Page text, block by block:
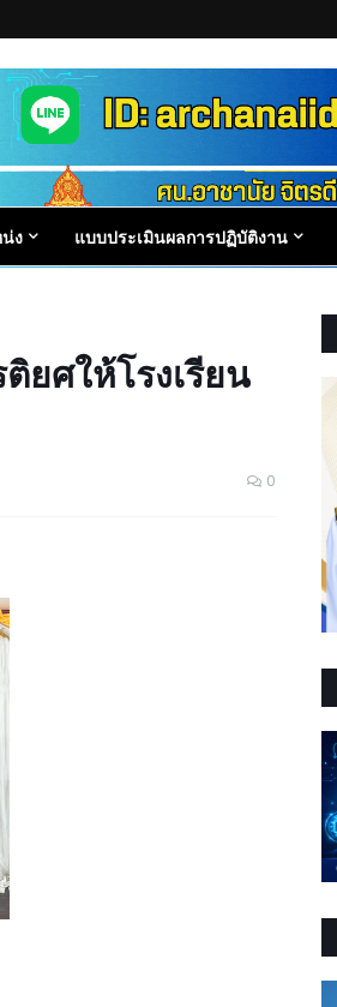
ง แบบประเมินผลการปฏิบัติงาน
ยศให้โรงเรียน
0